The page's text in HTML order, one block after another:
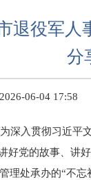
役军人
分
06-04 17:58
深入贯彻习近
好党的故事、
理处承办的“不